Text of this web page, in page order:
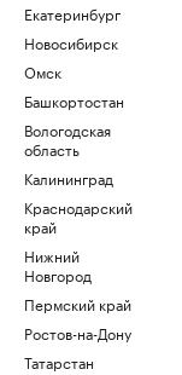
Екатеринбург
Новосибирск
Омск
Башкортостан
Вологодская
область
Калининград
Краснодарский
край
Нижний
Новгород
Пермский край
Ростов-на-Дону
Татарстан